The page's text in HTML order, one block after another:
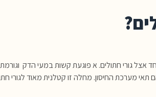
אצל גורי חתולים. א פוגעת קשות במעי הדק
מערכת החיסון. מחלה זו קטלנית מאוד לגורי